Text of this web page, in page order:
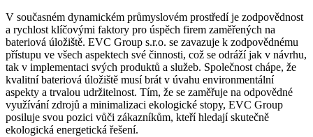
V současném dynamickém průmyslovém prostředí je zodpovědnost
a rychlost klíčovými faktory pro úspěch firem zaměřených na
bateriová úložiště. EVC Group s.r.o. se zavazuje k zodpovědnému
přístupu ve všech aspektech své činnosti, což se odráží jak v návrhu,
tak v implementaci svých produktů a služeb. Společnost chápe, že
kvalitní bateriová úložiště musí brát v úvahu environmentální
aspekty a trvalou udržitelnost. Tím, že se zaměřuje na odpovědné
využívání zdrojů a minimalizaci ekologické stopy, EVC Group
posiluje svou pozici vůči zákazníkům, kteří hledají skutečně
ekologická energetická řešení.